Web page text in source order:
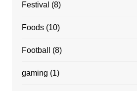
Festival (8)
Foods(10)
Football (8)
gaming (1)